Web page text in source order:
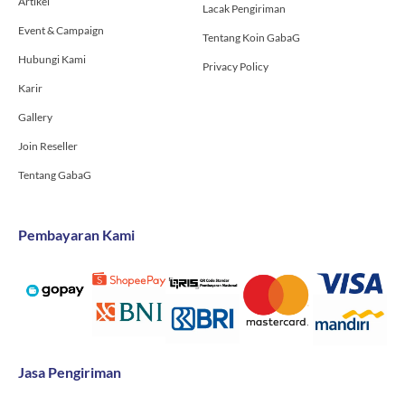
Event & Campaign
Hubungi Kami
Karir
Gallery
Join Reseller
Tentang GabaG
Lacak Pengiriman
Tentang Koin GabaG
Privacy Policy
Pembayaran Kami
Jasa Pengiriman